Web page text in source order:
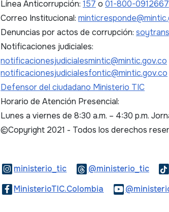
Línea Anticorrupción: 157 o 01-800-0912667
Correo Institucional:
Denuncias por actos de corrupción:
Notificaciones judiciales:
notificacionesjudicialesmintic@mintic.gov.co
notificacionesjudicialesfontic@mintic.gov.co
Defensor del ciudadano Ministerio TIC
Horario de Atención Presencial:
Lunes a viernes de 8:30 a.m. – 4:30 p.m.
©Copyright 2021 - Todos los derechos
ministerio_ticLogo Instagram
@ministerio_tic
MinisterioTIC.Colombia Logo Facebook